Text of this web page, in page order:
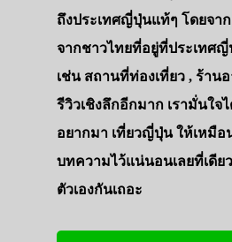
ถึงประเทศญี่ปุ่นแท้ๆ โดยจา
จากชาวไทยที่อยู่ที่ประเทศ
เช่น สถานที่ท่องเที่ยว , ร้าน
รีวิวเชิงลึกอีกมาก เรามั่นใจ
อยากมา เที่ยวญี่ปุ่น ให้เหมือ
บทความไว้แน่นอนเลยที่เดีย
ตัวเองกันเถอะ